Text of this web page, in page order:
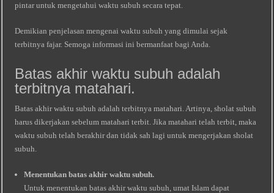
pintar untuk mengetahui waktu subuh secara tepat.
Demikian penjelasan mengenai waktu subuh yang dimulai sejak
terbitnya fajar. Semoga informasi ini bermanfaat bagi Anda.
Batas akhir waktu subuh adalah
terbitnya matahari.
Batas akhir waktu subuh adalah terbitnya matahari. Artinya, sholat subuh
harus dikerjakan sebelum matahari terbit. Jika matahari telah terbit, maka
waktu subuh telah berakhir dan tidak sah lagi untuk mengerjakan sholat
subuh.
Menentukan batas akhir waktu subuh.
Untuk menentukan batas akhir waktu subuh, umat Islam dapat